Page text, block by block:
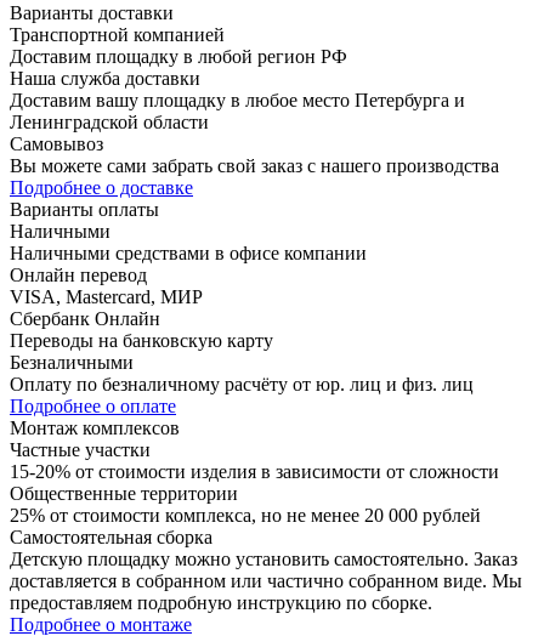
Варианты доставки
Транспортной компанией
Доставим площадку в любой регион РФ
Наша служба доставки
Доставим вашу площадку в любое место Петербурга и
Ленинградской области
Самовывоз
Вы можете сами забрать свой заказ с нашего производства
Подробнее о доставке
Варианты оплаты
Наличными
Наличными средствами в офисе компании
Онлайн перевод
VISA, Mastercard, МИР
Сбербанк Онлайн
Переводы на банковскую карту
Безналичными
Оплату по безналичному расчёту от юр. лиц и физ. лиц
Подробнее о оплате
Монтаж комплексов
Частные участки
15-20% от стоимости изделия в зависимости от сложности
Общественные территории
25% от стоимости комплекса, но не менее 20 000 рублей
Самостоятельная сборка
Детскую площадку можно установить самостоятельно. Заказ
доставляется в собранном или частично собранном виде. Мы
предоставляем подробную инструкцию по сборке.
Подробнее о монтаже